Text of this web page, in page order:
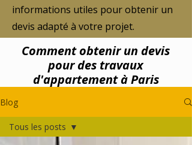
informations utiles pour obtenir un
devis adapté à votre projet.
Comment obtenir un devis
pour des travaux
d'appartement à Paris
Blog
Tous les posts